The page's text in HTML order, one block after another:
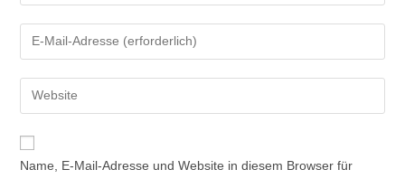
Namen
oder
zum
Kommentieren
ein
Gib
deine
E-
Mail-
zum
Kommentieren
Gib
deine
Website-
Name, E-Mail-Adresse und Website in diesem Browser für